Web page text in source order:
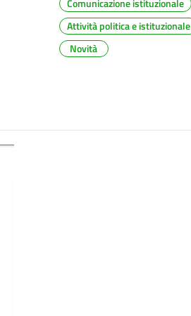
Comunicazione istituzionale
Attività politica e istituzionale
Novità